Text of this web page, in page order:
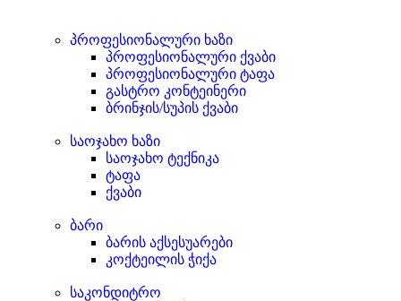
პროფესიონალური ხაზი
პროფესიონალური ქვაბი
პროფესიონალური ტაფა
გასტრო კონტეინერი
ბრინჯის/სუპის ქვაბი
საოჯახო ხაზი
საოჯახო ტექნიკა
ტაფა
ქვაბი
ბარი
ბარის აქსესუარები
კოქტეილის ჭიქა
საკონდიტრო